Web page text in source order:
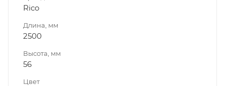
Rico
Длина, мм
2500
Высота, мм
56
Цвет